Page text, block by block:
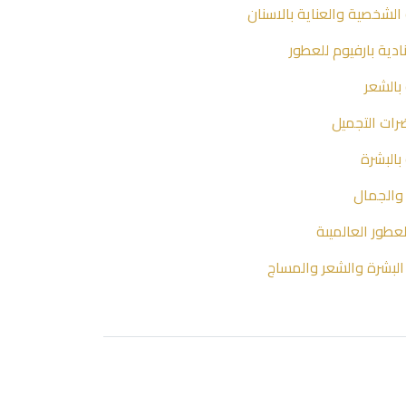
الشخصية والعناية بالاسنان
بارفيوم للعطور
بالشعر
التجميل
بالبشرة
العالميىة
والشعر والمساج